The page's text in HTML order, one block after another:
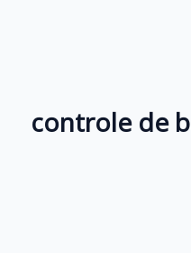
controle de